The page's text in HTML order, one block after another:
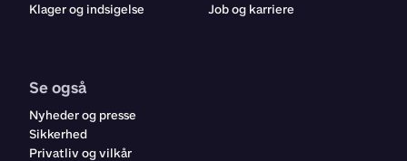
Klager og indsigelse
Job og karriere
Se også
Nyheder og presse
Sikkerhed
Privatliv og vilkår